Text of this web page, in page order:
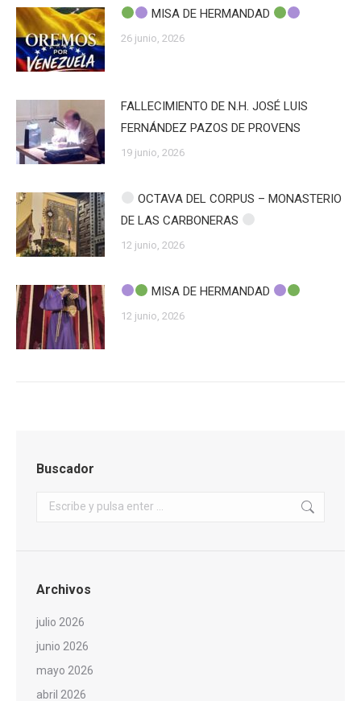
MISA DE HERMANDAD
26 junio, 2026
FALLECIMIENTO DE N.H. JOSÉ LUIS
FERNÁNDEZ PAZOS DE PROVENS
19 junio, 2026
OCTAVA DEL CORPUS – MONASTERIO
DE LAS CARBONERAS
12 junio, 2026
MISA DE HERMANDAD
12 junio, 2026
Buscador
Buscar:
Archivos
julio 2026
junio 2026
mayo 2026
abril 2026